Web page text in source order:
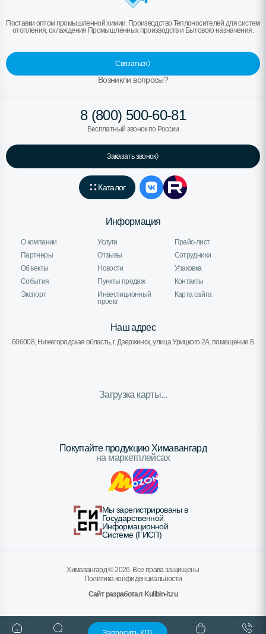
Поставки оптом промышленной химии. Производство Теплоносителей для систем
отопления, охлаждения Промышленных производств и Бытового назначения.
Связаться
Возникли вопросы?
8 (800) 500-60-81
Бесплатный звонок по России
Заказать звонок
Каталог
Информация
О компании Услуги
Прайс-лист
Партнеры
Отзывы
Сотрудники
Объекты
Новости
Упаковка
События
Пункты продаж
Контакты
Экспорт
Инвестиционный
проект
Карта сайта
Наш адрес
606008, Нижегородская область, г. Дзержинск, улица Урицкого 2А, помещение Б
Загрузка карты...
Покупайте продукцию Химавангард
на маркетплейсах
Мы зарегистрированы в
Государственной
Информационной
Системе (ГИСП)
Химавангард ©2026. Все права защищены
Политика конфиденциальности
Сайт разработал Kulibin-it.ru